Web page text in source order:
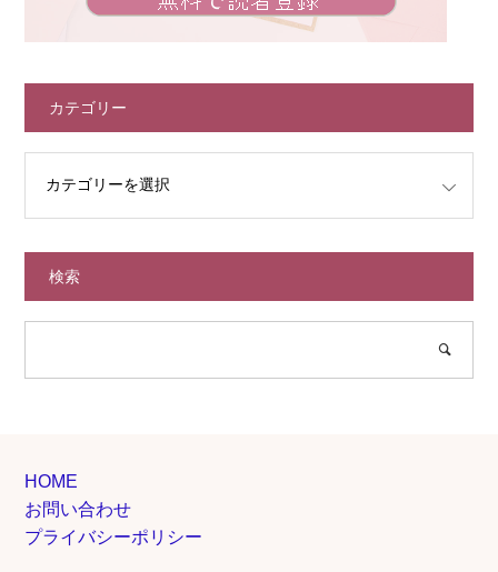
カテゴリー
検索
HOME
お問い合わせ
プライバシーポリシー